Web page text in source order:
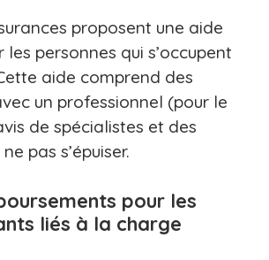
proposent une aide
les personnes qui s’occupent
aide comprend des
un professionnel (pour le
de spécialistes et des
pas s’épuiser.
pour les
liés à la charge